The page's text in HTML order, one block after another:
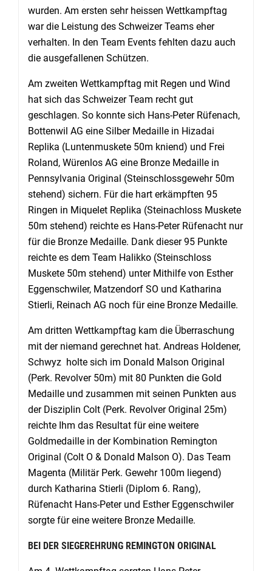
wurden. Am ersten sehr heissen Wettkampftag
war die Leistung des Schweizer Teams eher
verhalten. In den Team Events fehlten dazu auch
die ausgefallenen Schützen.
Am zweiten Wettkampftag mit Regen und Wind
hat sich das Schweizer Team recht gut
geschlagen. So konnte sich Hans-Peter Rüfenach,
Bottenwil AG eine Silber Medaille in Hizadai
Replika (Luntenmuskete 50m kniend) und Frei
Roland, Würenlos AG eine Bronze Medaille in
Pennsylvania Original (Steinschlossgewehr 50m
stehend) sichern. Für die hart erkämpften 95
Ringen in Miquelet Replika (Steinachloss Muskete
50m stehend) reichte es Hans-Peter Rüfenacht nur
für die Bronze Medaille. Dank dieser 95 Punkte
reichte es dem Team Halikko (Steinschloss
Muskete 50m stehend) unter Mithilfe von Esther
Eggenschwiler, Matzendorf SO und Katharina
Stierli, Reinach AG noch für eine Bronze Medaille.
Am dritten Wettkampftag kam die Überraschung
mit der niemand gerechnet hat. Andreas Holdener,
Schwyz holte sich im Donald Malson Original
(Perk. Revolver 50m) mit 80 Punkten die Gold
Medaille und zusammen mit seinen Punkten aus
der Disziplin Colt (Perk. Revolver Original 25m)
reichte Ihm das Resultat für eine weitere
Goldmedaille in der Kombination Remington
Original (Colt O & Donald Malson O). Das Team
Magenta (Militär Perk. Gewehr 100m liegend)
durch Katharina Stierli (Diplom 6. Rang),
Rüfenacht Hans-Peter und Esther Eggenschwiler
sorgte für eine weitere Bronze Medaille.
BEI DER SIEGEREHRUNG REMINGTON ORIGINAL